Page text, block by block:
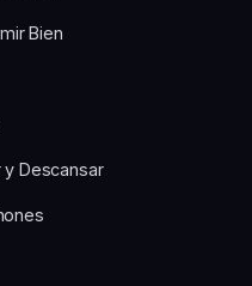
Bien
y Descansar